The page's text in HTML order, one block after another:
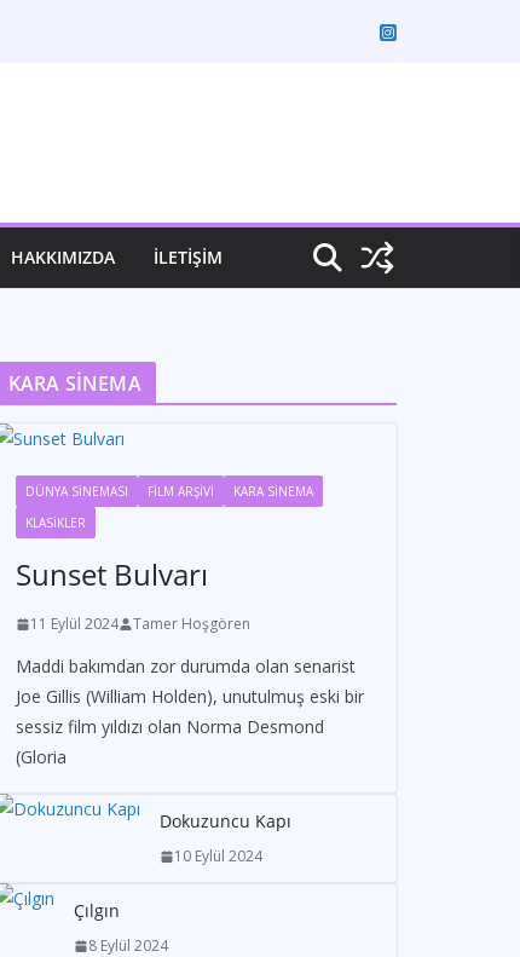
HAKKIMIZDA İLETİŞİM
KARA SİNEMA
DÜNYA SİNEMASI FİLM ARŞİVİ
KARA SİNEMA
KLASİKLER
Sunset Bulvarı
11 Eylül 2024 Tamer Hoşgören
Maddi bakımdan zor durumda olan senarist
Joe Gillis (William Holden), unutulmuş eski bir
sessiz film yıldızı olan Norma Desmond
(Gloria
Dokuzuncu Kapı
10 Eylül 2024
Çılgın
8 Eylül 2024